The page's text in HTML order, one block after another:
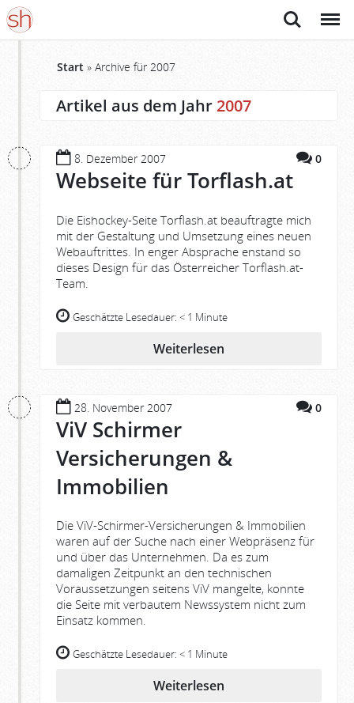
Suche Menü
Start » Archive für 2007
Artikel aus dem Jahr2007
8. Dezember 2007 0
Webseite für Torflash.at
Die Eishockey-Seite Torflash.at beauftragte mich
mit der Gestaltung und Umsetzung eines neuen
Webauftrittes. In enger Absprache enstand so
dieses Design für das Österreicher Torflash.at-
Team.
Geschätzte Lesedauer: < 1 Minute
Weiterlesen
28. November 2007 0
ViV Schirmer
Versicherungen &
Immobilien
Die ViV-Schirmer-Versicherungen & Immobilien
waren auf der Suche nach einer Webpräsenz für
und über das Unternehmen. Da es zum
damaligen Zeitpunkt an den technischen
Voraussetzungen seitens ViV mangelte, konnte
die Seite mit verbautem Newssystem nicht zum
Einsatz kommen.
Geschätzte Lesedauer: < 1 Minute
Weiterlesen